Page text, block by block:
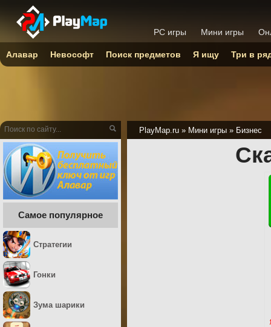
PlayMap.ru » Мини игры » Бизнес
Самое популярное
Стратегии
Гонки
Зума шарики
PC игры Мини игры
Алавар Невософт Поиск предметов Я ищу Три в